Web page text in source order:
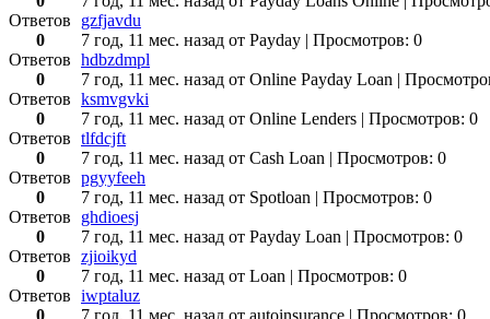
Ответов
0
gzfjavdu
7 год, 11 мес. назад от Payday | Просмотров: 0
Ответов
0
hdbzdmpl
7 год, 11 мес. назад от Online Payday Loan |
Ответов
0
ksmvgvki
7 год, 11 мес. назад от Online Lenders | Просмотров: 0
Ответов
0
tlfdcjft
7 год, 11 мес. назад от Cash Loan | Просмотров: 0
Ответов
0
pgyyfeeh
7 год, 11 мес. назад от Spotloan | Просмотров: 0
Ответов
0
ghdioesj
7 год, 11 мес. назад от Payday Loan | Просмотров: 0
Ответов
0
zjioikyd
7 год, 11 мес. назад от Loan | Просмотров: 0
Ответов iwptaluz